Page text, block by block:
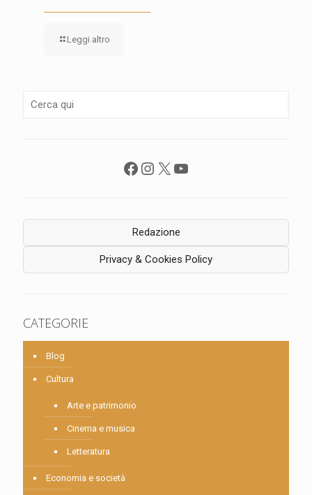
Leggi altro
Facebook
Instagram
X YouTube
Redazione
Privacy & Cookies Policy
CATEGORIE
Blog
Cultura
Arte e patrimonio
Cinema e musica
Letteratura
Economia e società